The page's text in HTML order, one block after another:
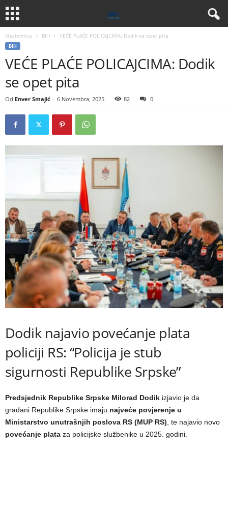
Naslovnica BIH VEĆE PLAĆE POLICAJCIMA: Dodik se opet pita
BIH
VEĆE PLAĆE POLICAJCIMA: Dodik
se opet pita
Od Enver Smajić - 6 Novembra, 2025 82 0
Dodik najavio povećanje plata
policiji RS: “Policija je stub
sigurnosti Republike Srpske”
Predsjednik Republike Srpske Milorad Dodik izjavio je da
građani Republike Srpske imaju najveće povjerenje u
Ministarstvo unutrašnjih poslova RS (MUP RS), te najavio novo
povećanje plata za policijske službenike u 2025. godini.